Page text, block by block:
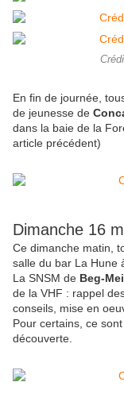
En fin de journée,
de jeunesse de
dans la baie de la
article précédent)
Dimanche 16
Ce dimanche matin,
salle du bar La Hune
La SNSM de Beg-
de la VHF : rappel
conseils, mise en
Pour certains, ce
découverte.